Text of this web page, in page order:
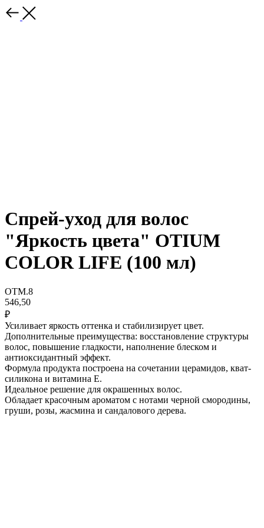
Спрей-уход для волос
"Яркость цвета" OTIUM
COLOR LIFE (100 мл)
OTM.8
546,50
₽
Усиливает яркость оттенка и стабилизирует цвет.
Дополнительные преимущества: восстановление структуры
волос, повышение гладкости, наполнение блеском и
антиоксидантный эффект.
Формула продукта построена на сочетании церамидов, кват-
силикона и витамина Е.
Идеальное решение для окрашенных волос.
Обладает красочным ароматом с нотами черной смородины,
груши, розы, жасмина и сандалового дерева.